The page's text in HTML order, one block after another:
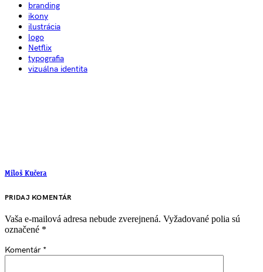
branding
ikony
ilustrácia
logo
Netflix
typografia
vizuálna identita
Miloš Kučera
PRIDAJ KOMENTÁR
Vaša e-mailová adresa nebude zverejnená. Vyžadované polia sú
označené *
Komentár *